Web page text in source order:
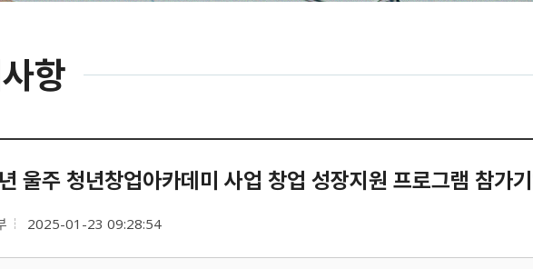
항
울주 청년창업아카데미 사업 창업 성장지원 프로그램 참가
2025-01-23 09:28:54